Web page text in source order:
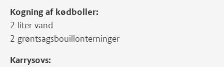
Kogning af kødboller:
2 liter vand
2 grøntsagsbouillonterninger
Karrysovs: